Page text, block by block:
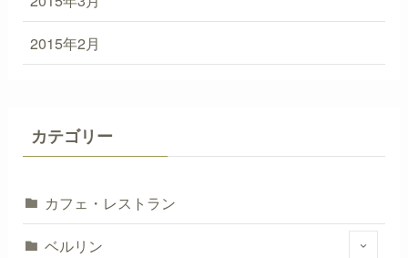
2015年2月
カテゴリー
カフェ・レストラン
ベルリン